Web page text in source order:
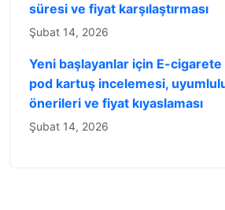
süresi ve fiyat karşılaştırması
Şubat 14, 2026
Yeni başlayanlar için E-
pod kartuş incelemesi,
önerileri ve fiyat kıyaslaması
Şubat 14, 2026